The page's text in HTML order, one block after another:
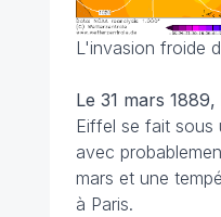
L'invasion froide
Le 31 mars 1889,
Eiffel se fait sous
avec
mars et une
à Paris.